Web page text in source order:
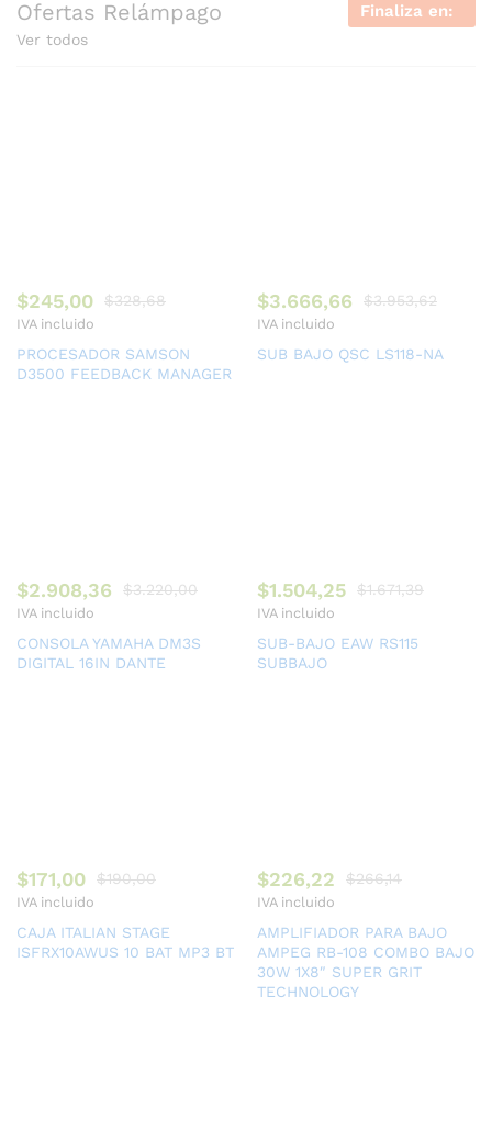
Ofertas Relámpago Finaliza en:
Ver todos
$245,00 $328,68
IVA incluido
PROCESADOR SAMSON
D3500 FEEDBACK MANAGER
$3.666,66 $3.953,62
IVA incluido
SUB BAJO QSC LS118-NA
$2.908,36 $3.220,00
IVA incluido
CONSOLA YAMAHA DM3S
DIGITAL 16IN DANTE
$1.504,25 $1.671,39
IVA incluido
SUB-BAJO EAW RS115
SUBBAJO
$171,00 $190,00
IVA incluido
CAJA ITALIAN STAGE
ISFRX10AWUS 10 BAT MP3 BT
$226,22 $266,14
IVA incluido
AMPLIFIADOR PARA BAJO
AMPEG RB-108 COMBO BAJO
30W 1X8″ SUPER GRIT
TECHNOLOGY